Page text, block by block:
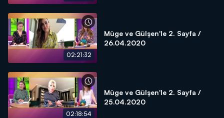
02:21:32
Müge ve Gülşen'le 2. Sayfa /
26.04.2020
02:18:54
Müge ve Gülşen'le 2. Sayfa /
25.04.2020